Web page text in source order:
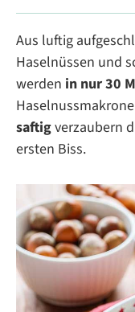
Aus luftig
Haselnüssen und
werden in nur 30
saftigverzaubern
ersten Biss.